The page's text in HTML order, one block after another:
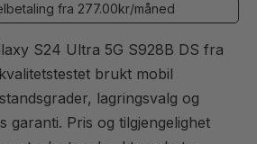
fra 277.00kr/måned
S24 Ultra 5G S928B DS fra
brukt mobil
lagringsvalg og
garanti. Pris og tilgjengelighet